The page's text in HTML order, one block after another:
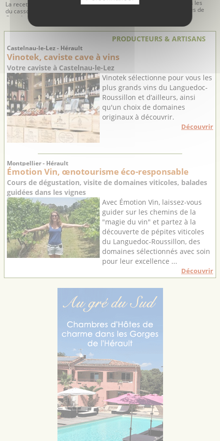
La recette traditionnelle
du cassoulet de
Castelnaudary
aux ...
des huitres chaudes
Une des recettes les
plus surprenantes de
PRODUCTEURS & ARTISANS
Castelnau-le-Lez - Hérault
Vinotek, caviste cave à vins
Votre caviste à Castelnau-le-Lez
Vinotek sélectionne pour vous les
plus grands vins du Languedoc-
Roussillon et d’ailleurs, ainsi
qu'un choix de domaines
originaux à découvrir.
Découvrir
Montpellier - Hérault
Émotion Vin, œnotourisme éco-responsable
Cours de dégustation, visite de domaines viticoles, balades
guidées dans les vignes
Avec Émotion Vin, laissez-vous
guider sur les chemins de la
"magie du vin" et partez à la
découverte de pépites viticoles
du Languedoc-Roussillon, des
domaines sélectionnés avec soin
pour leur excellence ...
Découvrir